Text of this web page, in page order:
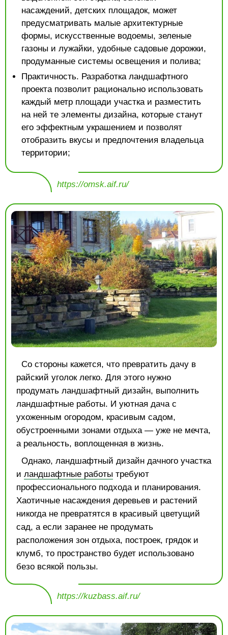
насаждений, детских площадок, может
предусматривать малые архитектурные
формы, искусственные водоемы, зеленые
газоны и лужайки, удобные садовые дорожки,
продуманные системы освещения и полива;
Практичность. Разработка ландшафтного
проекта позволит рационально использовать
каждый метр площади участка и разместить
на ней те элементы дизайна, которые станут
его эффектным украшением и позволят
отобразить вкусы и предпочтения владельца
территории;
https://omsk.aif.ru/
Со стороны кажется, что превратить дачу в
райский уголок легко. Для этого нужно
продумать ландшафтный дизайн, выполнить
ландшафтные работы. И уютная дача с
ухоженным огородом, красивым садом,
обустроенными зонами отдыха — уже не мечта,
а реальность, воплощенная в жизнь.
Однако, ландшафтный дизайн дачного участка
и ландшафтные работы требуют
профессионального подхода и планирования.
Хаотичные насаждения деревьев и растений
никогда не превратятся в красивый цветущий
сад, а если заранее не продумать
расположения зон отдыха, построек, грядок и
клумб, то пространство будет использовано
безо всякой пользы.
https://kuzbass.aif.ru/